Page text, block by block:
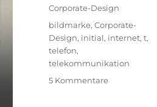
Kategorien
Corporate-Design
Schlagwörter
bildmarke,Corporate-
Design, initial, internet,t,
telefon,
telekommunikation
5 Kommentarezu